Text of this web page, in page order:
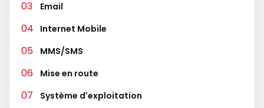
Email
Internet Mobile
MMS/SMS
Mise en route
Système d'exploitation